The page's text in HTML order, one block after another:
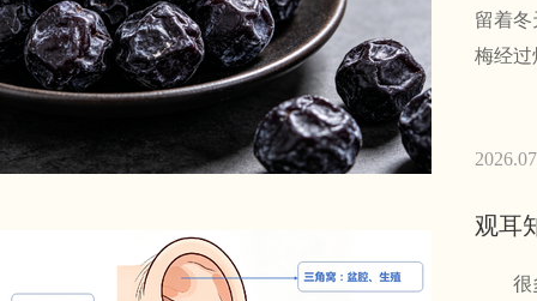
留着
梅经
观耳
很多